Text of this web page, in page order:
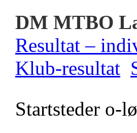
DM MTBO
Resultat –
Klub-resultat
Startsteder o-